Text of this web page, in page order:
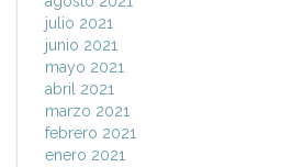
julio 2021
junio 2021
mayo 2021
abril 2021
marzo 2021
febrero 2021
enero 2021